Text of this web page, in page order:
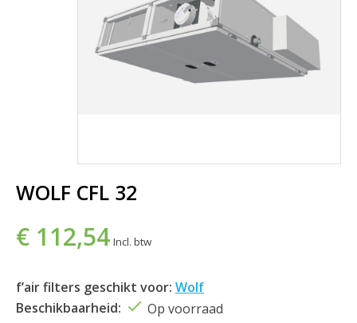
WOLF CFL 32
€ 112,54 Incl. btw
f’air filters geschikt voor: Wolf
Beschikbaarheid:
Op voorraad